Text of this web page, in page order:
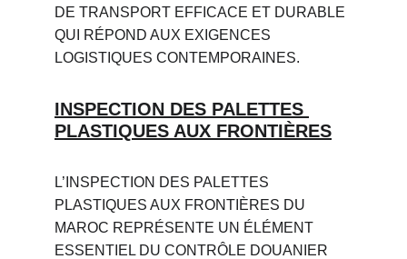
DE TRANSPORT EFFICACE ET DURABLE
QUI RÉPOND AUX EXIGENCES
LOGISTIQUES CONTEMPORAINES.
INSPECTION DES PALETTES
PLASTIQUES AUX FRONTIÈRES
L’INSPECTION DES PALETTES
PLASTIQUES AUX FRONTIÈRES DU
MAROC REPRÉSENTE UN ÉLÉMENT
ESSENTIEL DU CONTRÔLE DOUANIER